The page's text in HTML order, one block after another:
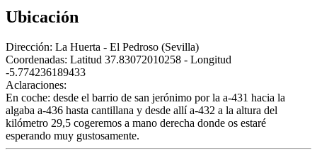
Ubicación
Dirección: La Huerta - El Pedroso (Sevilla)
Coordenadas: Latitud 37.83072010258 - Longitud
-5.774236189433
Aclaraciones:
En coche: desde el barrio de san jerónimo por la a-431 hacia la
algaba a-436 hasta cantillana y desde allí a-432 a la altura del
kilómetro 29,5 cogeremos a mano derecha donde os estaré
esperando muy gustosamente.